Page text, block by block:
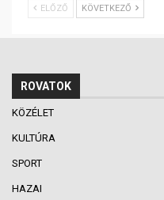
ELŐZŐ KÖVETKEZŐ
ROVATOK
KÖZÉLET
KULTÚRA
SPORT
HAZAI